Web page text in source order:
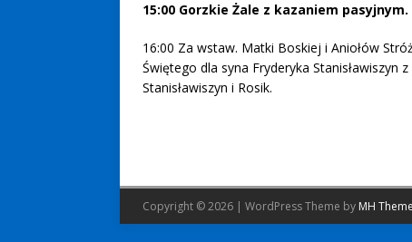
15:00 Gorzkie Żale z kazaniem pasyjnym.
16:00 Za wstaw. Matki Boskiej i Aniołów
Świętego dla syna Fryderyka Stanisławiszyn
Stanisławiszyn i Rosik.
Copyright © 2026 | WordPress Theme by MH